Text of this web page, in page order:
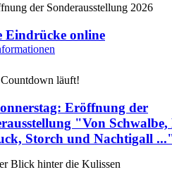
der Sonderausstellung 2026
Eindrücke online
läuft!
Eröffnung der
"Von Schwalbe,
Storch und Nachtigall
Blick hinter die Kulissen